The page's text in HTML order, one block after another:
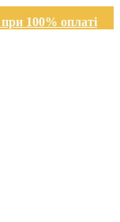
100% оплаті